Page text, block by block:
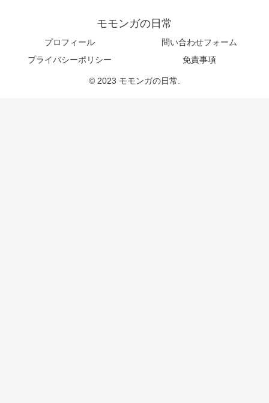
モモンガの日常
プロフィール
問い合わせフォーム
プライバシーポリシー
免責事項
© 2023 モモンガの日常.